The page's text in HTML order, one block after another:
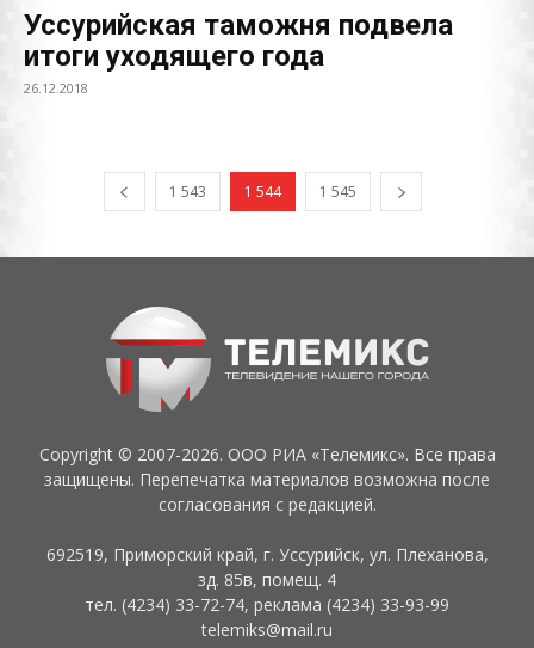
Уссурийская таможня подвела
итоги уходящего года
26.12.2018
1 543 1 544 1 545
Copyright © 2007-2026. ООО РИА «Телемикс». Все права
защищены. Перепечатка материалов возможна после
согласования с редакцией.
692519, Приморский край, г. Уссурийск, ул. Плеханова,
зд. 85в, помещ. 4
тел. (4234) 33-72-74, реклама (4234) 33-93-99
telemiks@mail.ru